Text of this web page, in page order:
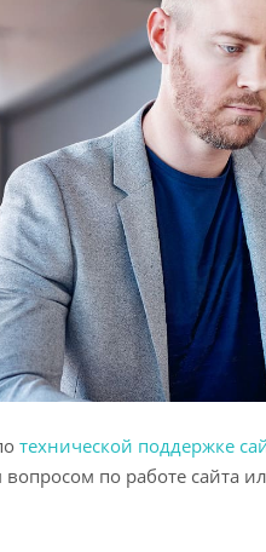
технической поддержке
по работе сайта